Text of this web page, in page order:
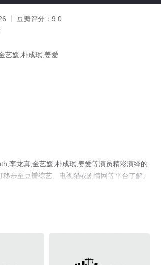
豆瓣评分： 9.0
艺媛,朴成珉,姜爱
李龙真,金艺媛,朴成珉,姜爱等演员精彩演绎的
步至豆瓣综艺、电视猫或剧情网等平台了解。